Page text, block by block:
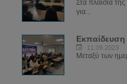
Στα πλαίσια
για...
11.09.2023
Μεταξύ των